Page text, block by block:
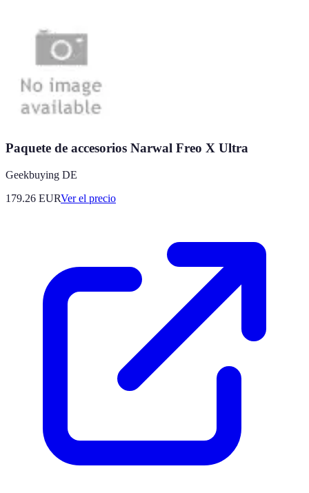
Paquete de accesorios Narwal Freo X Ultra
Geekbuying DE
179.26 EURVer el precio